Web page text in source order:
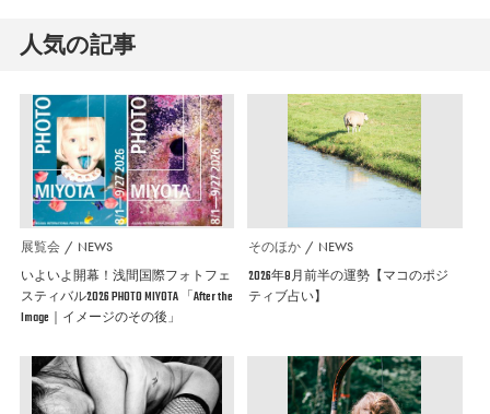
人気の記事
展覧会 NEWS
いよいよ開幕！浅間国際フォトフェ
スティバル2026 PHOTO MIYOTA 「After the
Image｜イメージのその後」
そのほか NEWS
2026年8月前半の運勢【マコのポジ
ティブ占い】